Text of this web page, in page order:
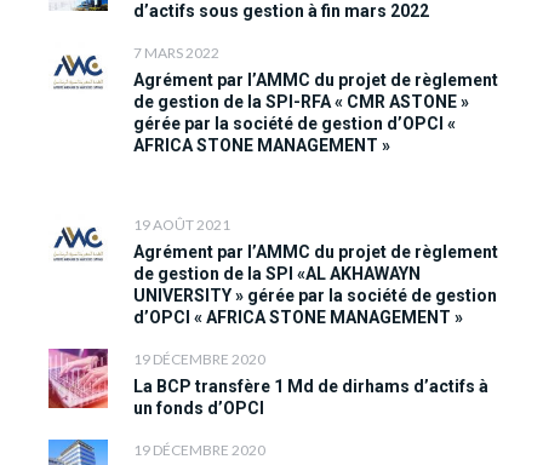
d’actifs sous gestion à fin mars 2022
7 MARS 2022
Agrément par l’AMMC du projet de règlement
de gestion de la SPI-RFA « CMR ASTONE »
gérée par la société de gestion d’OPCI «
AFRICA STONE MANAGEMENT »
19 AOÛT 2021
Agrément par l’AMMC du projet de règlement
de gestion de la SPI «AL AKHAWAYN
UNIVERSITY » gérée par la société de gestion
d’OPCI « AFRICA STONE MANAGEMENT »
19 DÉCEMBRE 2020
La BCP transfère 1 Md de dirhams d’actifs à
un fonds d’OPCI
19 DÉCEMBRE 2020